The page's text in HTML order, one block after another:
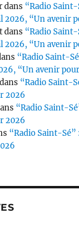
dans “Radio
2026, “Un avenir
dans “Radio
2026, “Un avenir
“Radio Saint-
“Un avenir
dans “Radio Saint-
2026
“Radio Saint-
2026
“Radio Saint-Sé”